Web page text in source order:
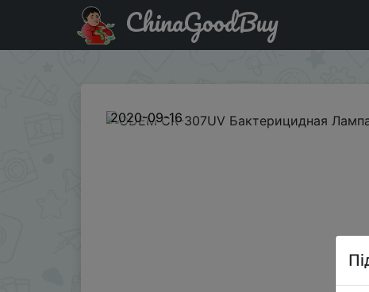
Промокод на знижку BGODEM ODEM CR-307UV
ChinaGoodBuy
2020-09-16